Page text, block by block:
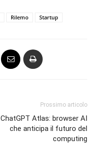
Rilemo Startup
Prossimo articolo
ChatGPT Atlas: browser AI
che anticipa il futuro del
computing